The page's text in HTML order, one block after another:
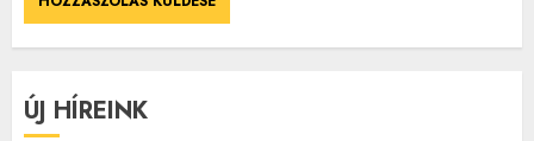
ÚJ HÍREINK